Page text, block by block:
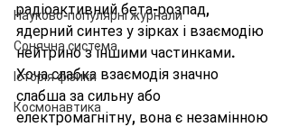
Науково-популярні журнали
Сонячна система
Історія фізики
Космонавтика
радіоактивний бета-розпад,
ядерний синтез у зірках і взаємодію
нейтрино з іншими частинками.
Хоча слабка взаємодія значно
слабша за сильну або
електромагнітну, вона є незамінною